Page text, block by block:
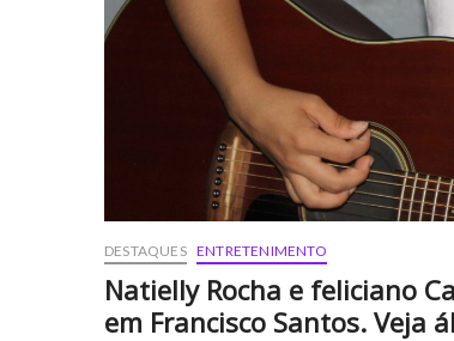
DESTAQUES ENTRETENIMENTO
Natielly Rocha e feliciano
em Francisco Santos. Veja